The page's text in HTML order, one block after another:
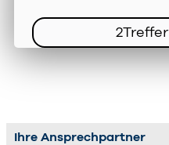
2Treffer
Ihre Ansprechpartner